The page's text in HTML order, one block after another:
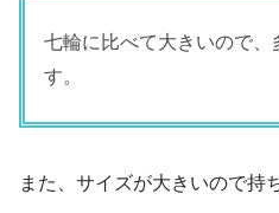
七輪に比べて大きいので、
す。
また、サイズが大きいので持